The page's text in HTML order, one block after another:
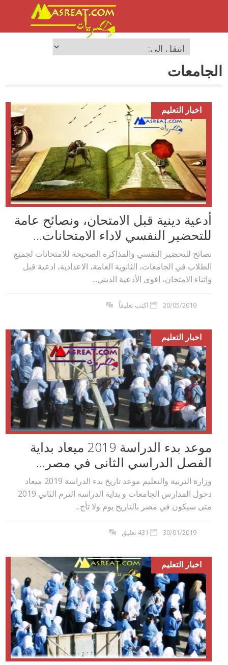
الجامعات
اخبار التعليم
أدعية دينية قبل الامتحان، ونصائح عامة
للتحضير النفسي لاداء الامتحانات...
نصائح للتحضير النفسي والمذاكرة الصحيحة للامتحانات لجميع
الطلاب في الجامعات، الثانوية العامة، الاعدادية، ادعية قبل
واثناء الامتحان، اقوى الأدعية الديني...
20/05/2019 اكتب تعليقاً
اخبار التعليم
موعد بدء الدراسة 2019 ميعاد بداية
الفصل الدراسي الثانى في مصر...
وزارة التربية والتعليم موعد تاريخ بدء الدراسة 2019 ميعاد
دخول المدارس الجامعات و بداية الدراسة الترم الثاني 2019
متى سيكون في مصر بالتاريخ يوم ولا تأج...
30/01/2019 431 تعليق
اخبار التعليم